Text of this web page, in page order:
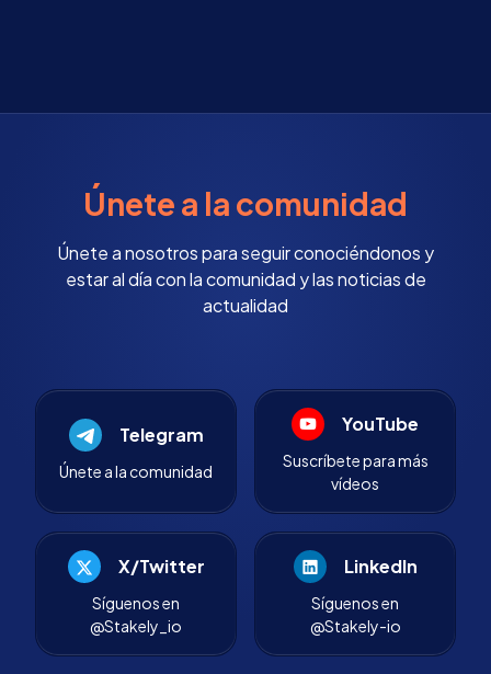
Únete a la comunidad
Únete a nosotros para seguir conociéndonos y
estar al día con la comunidad y las noticias de
actualidad
Telegram
Únete a la comunidad
YouTube
Suscríbete para más
vídeos
X/Twitter
Síguenos en
@Stakely_io
LinkedIn
Síguenos en
@Stakely-io